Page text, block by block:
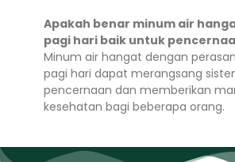
Apakah benar minum air
pagi hari baik untuk
Minum air hangat dengan
pagi hari dapat merangsang
pencernaan dan memberikan
kesehatan bagi beberapa orang.